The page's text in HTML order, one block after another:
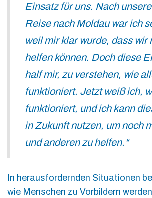
Einsatz für uns. Nach
Reise nach Moldau war ich
weil mir klar wurde, dass wir
helfen können. Doch diese
half mir, zu verstehen, wie
funktioniert. Jetzt weiß ich,
funktioniert, und ich kann
in Zukunft nutzen, um noch
und anderen zu helfen.“
In herausfordernden Situationen
wie Menschen zu Vorbildern